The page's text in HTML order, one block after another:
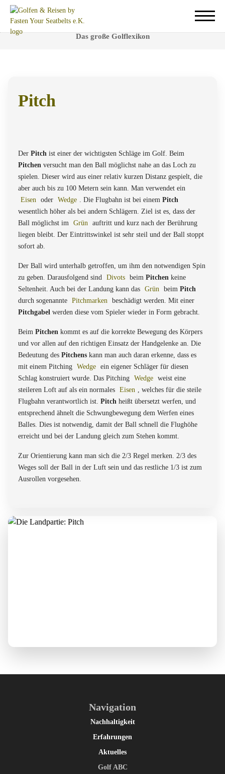
Pitch
Das große Golflexikon
Pitch
Der Pitch ist einer der wichtigsten Schläge im Golf. Beim
Pitchen versucht man den Ball möglichst nahe an das Loch zu
spielen. Dieser wird aus einer relativ kurzen Distanz gespielt, die
aber auch bis zu 100 Metern sein kann. Man verwendet ein
Eisen oder Wedge . Die Flugbahn ist bei einem Pitch
wesentlich höher als bei andern Schlägern. Ziel ist es, dass der
Ball möglichst im Grün auftritt und kurz nach der Berührung
liegen bleibt. Der Eintrittswinkel ist sehr steil und der Ball stoppt
sofort ab.
Der Ball wird unterhalb getroffen, um ihm den notwendigen Spin
zu geben. Darausfolgend sind Divots beim Pitchen keine
Seltenheit. Auch bei der Landung kann das Grün beim Pitch
durch sogenannte Pitchmarken beschädigt werden. Mit einer
Pitchgabel werden diese vom Spieler wieder in Form gebracht.
Beim Pitchen kommt es auf die korrekte Bewegung des Körpers
und vor allen auf den richtigen Einsatz der Handgelenke an. Die
Bedeutung des Pitchens kann man auch daran erkenne, dass es
mit einem Pitching Wedge ein eigener Schläger für diesen
Schlag konstruiert wurde. Das Pitching Wedge weist eine
steileren Loft auf als ein normales Eisen , welches für die steile
Flugbahn verantwortlich ist. Pitch heißt übersetzt werfen, und
entsprechend ähnelt die Schwungbewegung dem Werfen eines
Balles. Dies ist notwendig, damit der Ball schnell die Flughöhe
erreicht und bei der Landung gleich zum Stehen kommt.
Zur Orientierung kann man sich die 2/3 Regel merken. 2/3 des
Weges soll der Ball in der Luft sein und das restliche 1/3 ist zum
Ausrollen vorgesehen.
Navigation
Nachhaltigkeit
Erfahrungen
Aktuelles
Golf ABC